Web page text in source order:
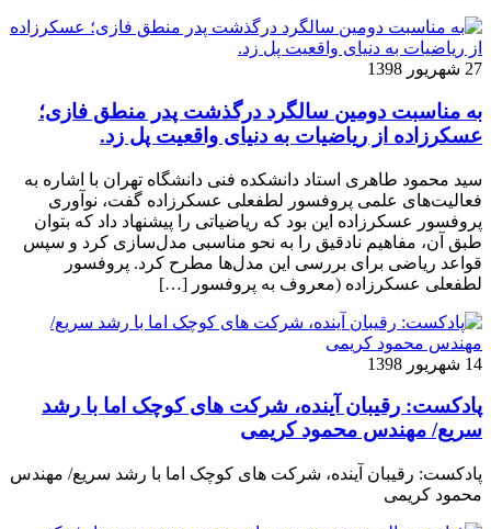
27 شهریور 1398
به مناسبت دومین سالگرد درگذشت پدر منطق فازی؛
عسکرزاده از ریاضیات به دنیای واقعیت پل زد.
سید محمود طاهری استاد دانشکده فنی دانشگاه تهران با اشاره به
فعالیت‌های علمی پروفسور لطفعلی عسکرزاده گفت، نوآوری
پروفسور عسکرزاده این بود که ریاضیاتی را پیشنهاد داد که بتوان
طبق آن، مفاهیم نادقیق را به نحو مناسبی مدل­‌سازی کرد و سپس
قواعد ریاضی برای بررسی این مدل‌ها مطرح کرد. پروفسور
لطفعلی عسکرزاده (معروف به پروفسور […]
14 شهریور 1398
پادکست: رقیبان آینده، شرکت های کوچک اما با رشد
سریع/ مهندس محمود کریمی
پادکست: رقیبان آینده، شرکت های کوچک اما با رشد سریع/ مهندس
محمود کریمی